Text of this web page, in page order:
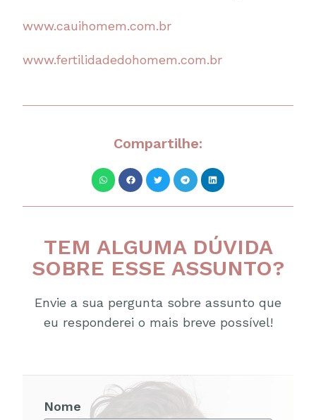
www.cauihomem.com.br
www.fertilidadedohomem.com.br
Compartilhe:
TEM ALGUMA DÚVIDA
SOBRE ESSE ASSUNTO?
Envie a sua pergunta sobre assunto que
eu responderei o mais breve possível!
Nome